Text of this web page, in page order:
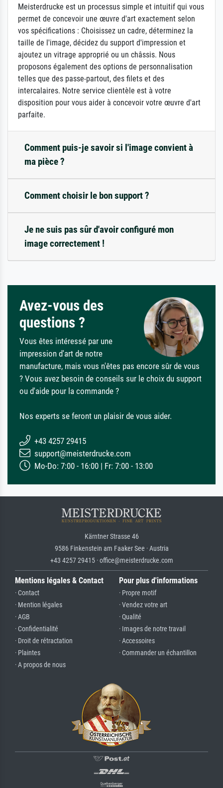
Meisterdrucke est un processus simple et intuitif qui vous
permet de concevoir une œuvre d'art exactement selon
vos spécifications : Choisissez un cadre, déterminez la
taille de l'image, décidez du support d'impression et
ajoutez un vitrage approprié ou un châssis. Nous
proposons également des options de personnalisation
telles que des passe-partout, des filets et des
intercalaires. Notre service clientèle est à votre
disposition pour vous aider à concevoir votre œuvre d'art
parfaite.
Comment puis-je savoir si l'image convient à
ma pièce ?
Comment choisir le bon support ?
Je ne suis pas sûr d'avoir configuré mon
image correctement !
Avez-vous des
questions ?
Vous êtes intéressé par une
impression d'art de notre
manufacture, mais vous n'êtes pas encore sûr de vous
? Vous avez besoin de conseils sur le choix du support
ou d'aide pour la commande ?
Nos experts se feront un plaisir de vous aider.
+43 4257 29415
support@meisterdrucke.com
Mo-Do: 7:00 - 16:00 | Fr: 7:00 - 13:00
Kärntner Strasse 46
9586 Finkenstein am Faaker See · Austria
+43 4257 29415 · office@meisterdrucke.com
Mentions légales & Contact
· Contact
· Mention légales
· AGB
· Confidentialité
· Droit de rétractation
· Plaintes
· A propos de nous
Pour plus d'informations
· Propre motif
· Vendez votre art
· Qualité
· Images de notre travail
· Accessoires
· Commander un échantillon